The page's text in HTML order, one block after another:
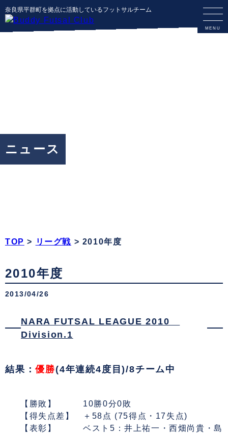
奈良県平群町を拠点に活動しているフットサルチーム
ニュース
TOP > リーグ戦 > 2010年度
2010年度
2013/04/26
NARA FUTSAL LEAGUE 2010
Division.1
結果：優勝(4年連続4度目)/8チーム中
【勝敗】 10勝0分0敗
【得失点差】 ＋58点 (75得点・17失点)
【表彰】 ベスト5：井上祐一・西畑尚貴・島